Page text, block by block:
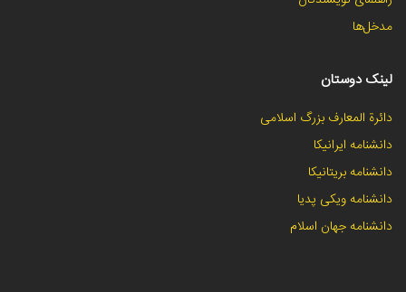
مدخل‌ها
لینک دوستان
دائرة المعارف بزرگ اسلامی
دانشنامه ایرانیکا
دانشنامه بریتانیکا
دانشنامه ویکی پدیا
دانشنامه جهان اسلام